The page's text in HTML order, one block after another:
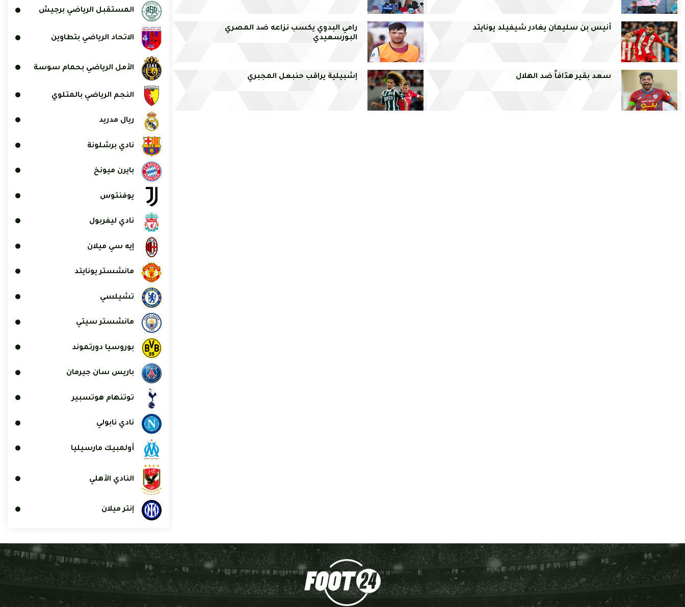
أنيس بن سليمان يغادر شيفيلد يونايتد
رامي البدوي يكسب نزاعه ضد المصري
البورسعيدي
سعد بقير هدّافاً ضد الهلال إشبيلية يراقب حنبعل المجبري
المستقبل الرياضي برجيش
الاتحاد الرياضي بتطاوين
الأمل الرياضي بحمام سوسة
النجم الرياضي بالمتلوي
ريال مدريد
نادي برشلونة
بايرن ميونخ
يوفنتوس
نادي ليفربول
إيه سي ميلان
مانشستر يونايتد
تشيلسي
مانشستر سيتي
بوروسيا دورتموند
باريس سان جيرمان
توتنهام هوتسبير
نادي نابولي
أولمبيك مارسيليا
النادي الأهلي
إنتر ميلان